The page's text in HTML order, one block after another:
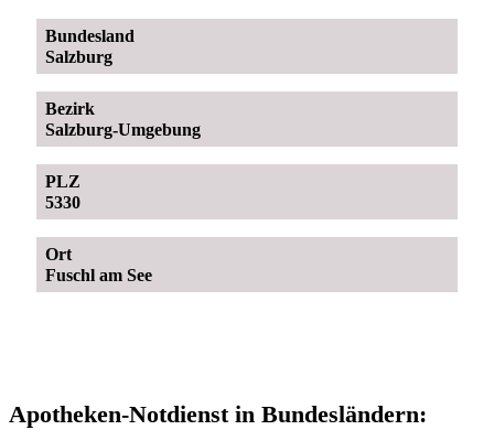
Bundesland
Salzburg
Bezirk
Salzburg-Umgebung
PLZ
5330
Ort
Fuschl am See
Apotheken-Notdienst in Bundesländern: